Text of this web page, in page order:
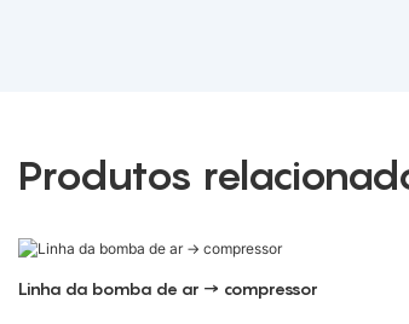
Produtos
Linha da bomba de ar → compressor